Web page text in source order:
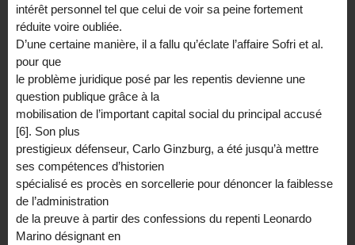
intérêt personnel tel que celui de voir sa peine fortement
réduite voire oubliée.
D’une certaine manière, il a fallu qu’éclate l’affaire Sofri et al.
pour que
le problème juridique posé par les repentis devienne une
question publique grâce à la
mobilisation de l’important capital social du principal accusé
[6]. Son plus
prestigieux défenseur, Carlo Ginzburg, a été jusqu’à mettre
ses compétences d’historien
spécialisé es procès en sorcellerie pour dénoncer la faiblesse
de l’administration
de la preuve à partir des confessions du repenti Leonardo
Marino désignant en